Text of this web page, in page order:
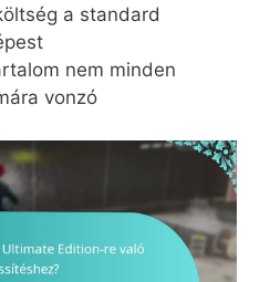
a standard
nem minden
vonzó